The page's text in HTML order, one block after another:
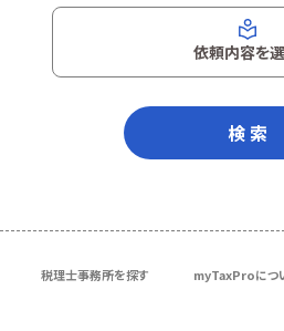
依頼内容を
検 索
税理士事務所を探す myTaxProにつ